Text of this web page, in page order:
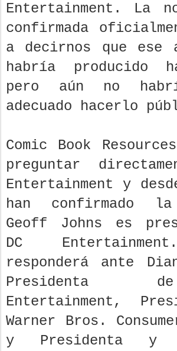
Entertainment. La
confirmada
a decirnos que ese
habría producido
pero aún no
adecuado hacerlo
Comic Book
preguntar
Entertainment y
han confirmado
Geoff Johns es
DC
responderá ante
Presidenta
Entertainment,
Warner Bros.
y Presidenta y